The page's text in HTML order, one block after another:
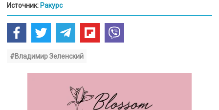
Источник: Ракурс
#Владимир Зеленский